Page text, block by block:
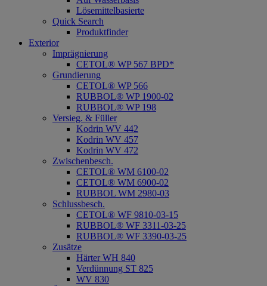
Lösemittelbasierte
Quick Search
Produktfinder
Exterior
Imprägnierung
CETOL® WP 567 BPD*
Grundierung
CETOL® WP 566
RUBBOL® WP 1900-02
RUBBOL® WP 198
Versieg. & Füller
Kodrin WV 442
Kodrin WV 457
Kodrin WV 472
Zwischenbesch.
CETOL® WM 6100-02
CETOL® WM 6900-02
RUBBOL WM 2980-03
Schlussbesch.
CETOL® WF 9810-03-15
RUBBOL® WF 3311-03-25
RUBBOL® WF 3390-03-25
Zusätze
Härter WH 840
Verdünnung ST 825
WV 830